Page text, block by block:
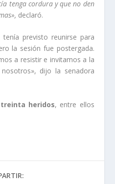
tenga cordura y que no den
declaró.
previsto reunirse para
la sesión fue postergada.
a resistir e invitamos a la
dijo la senadora
heridos, entre ellos